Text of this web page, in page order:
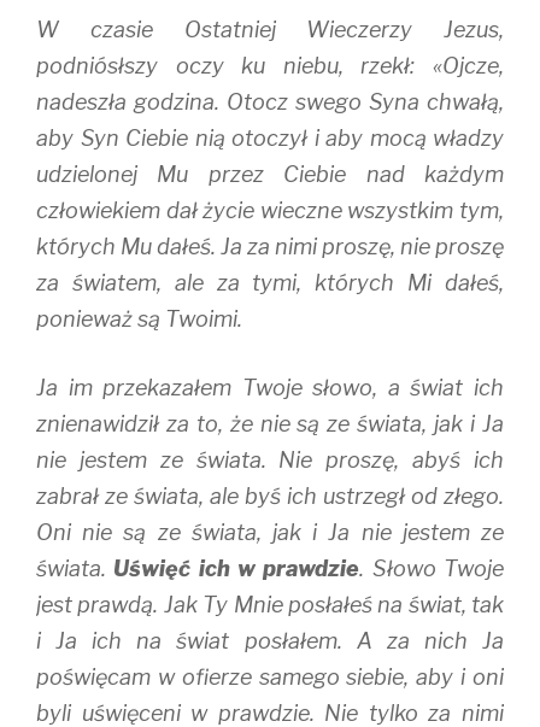
W czasie Ostatniej Wieczerzy Jezus,
podniósłszy oczy ku niebu, rzekł: «Ojcze,
nadeszła godzina. Otocz swego Syna chwałą,
aby Syn Ciebie nią otoczył i aby mocą władzy
udzielonej Mu przez Ciebie nad każdym
człowiekiem dał życie wieczne wszystkim tym,
których Mu dałeś. Ja za nimi proszę, nie proszę
za światem, ale za tymi, których Mi dałeś,
ponieważ są Twoimi.
Ja im przekazałem Twoje słowo, a świat ich
znienawidził za to, że nie są ze świata, jak i Ja
nie jestem ze świata. Nie proszę, abyś ich
zabrał ze świata, ale byś ich ustrzegł od złego.
Oni nie są ze świata, jak i Ja nie jestem ze
świata. Uświęć ich w prawdzie. Słowo Twoje
jest prawdą. Jak Ty Mnie posłałeś na świat, tak
i Ja ich na świat posłałem. A za nich Ja
poświęcam w ofierze samego siebie, aby i oni
byli uświęceni w prawdzie. Nie tylko za nimi